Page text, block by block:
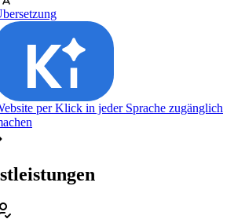
per Klick in jeder Sprache zugänglich